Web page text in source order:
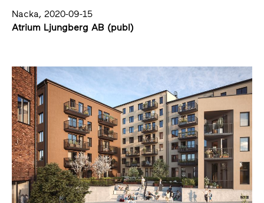
Nacka, 2020-09-15
Atrium Ljungberg AB (publ)